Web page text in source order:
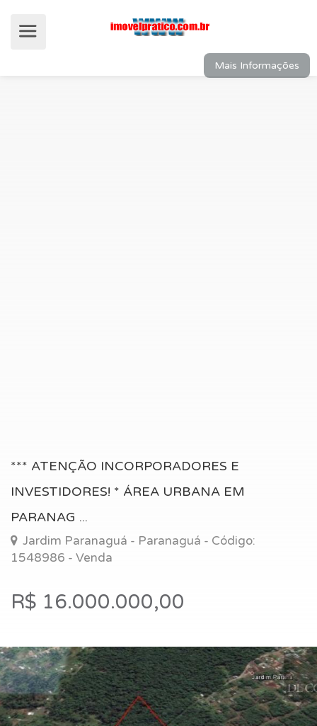
*** ATENÇÃO INCORPORADORES E
INVESTIDORES! * ÁREA URBANA EM
PARANAG ...
Jardim Paranaguá - Paranaguá - Código:
1548986 - Venda
R$ 16.000.000,00
Mais Informações